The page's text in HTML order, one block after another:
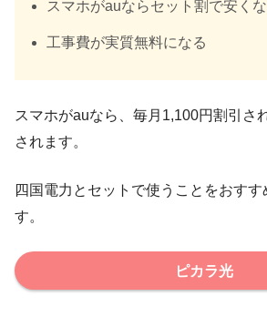
スマホがauならセット割で安く
工事費が実質無料になる
スマホがauなら、毎月1,100円割引さ
されます。
四国電力とセットで使う ことをおす
す。
ピカラ光